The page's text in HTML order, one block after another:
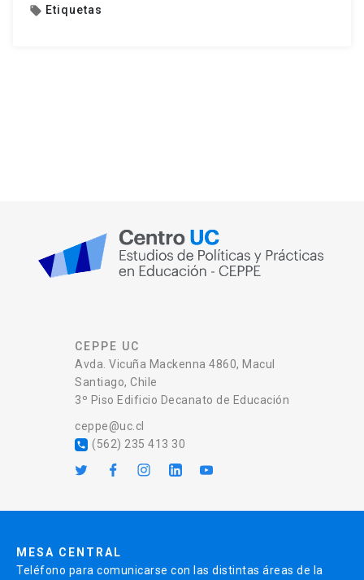
local_offer Etiquetas
CEPPE UC
Avda. Vicuña Mackenna 4860, Macul
Santiago, Chile
3º Piso Edificio Decanato de Educación
ceppe@uc.cl
local_phone (562) 235 413 30
MESA CENTRAL
Teléfono para comunicarse con las distintas áreas de la